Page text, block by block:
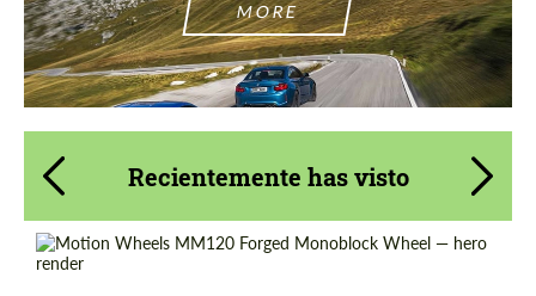
MORE
Recientemente has visto